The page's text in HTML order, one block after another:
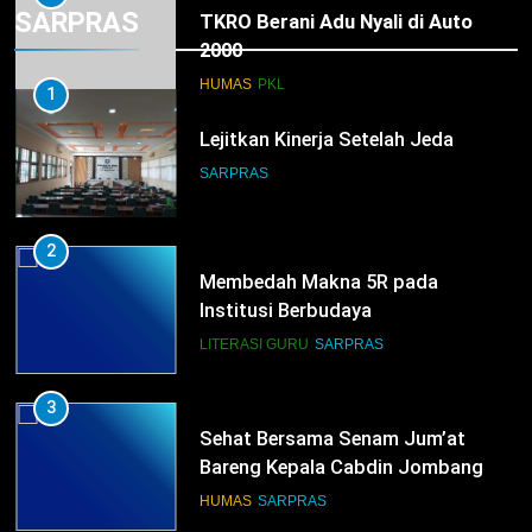
TKRO Berani Adu Nyali di Auto
2000
HUMAS PKL
SARPRAS
1
Lejitkan Kinerja Setelah Jeda
SARPRAS
2
Membedah Makna 5R pada
Institusi Berbudaya
LITERASI GURU SARPRAS
3
Sehat Bersama Senam Jum’at
Bareng Kepala Cabdin Jombang
HUMAS SARPRAS